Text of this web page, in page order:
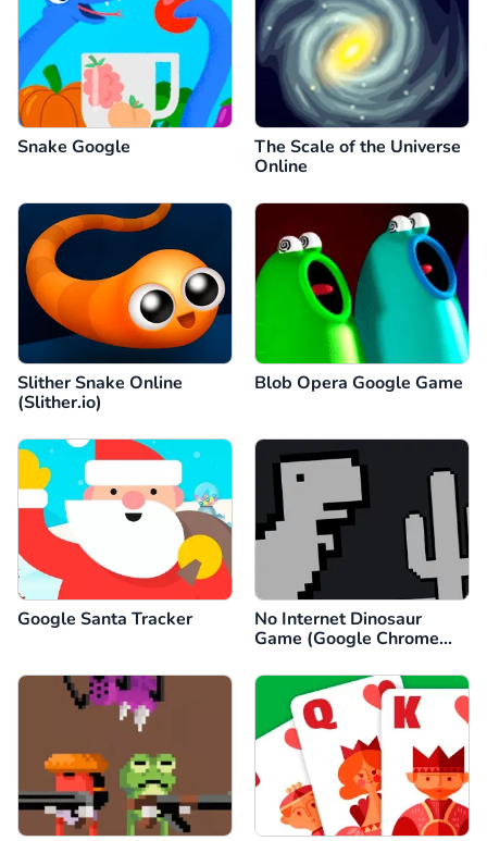
Snake Google
The Scale of the Universe
Online
Slither Snake Online
(Slither.io)
Blob Opera Google Game
Google Santa Tracker
No Internet Dinosaur
Game (Google Chrome